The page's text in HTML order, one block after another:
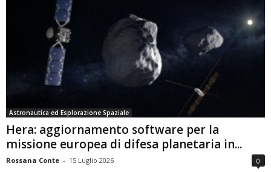
Astronautica ed Esplorazione Spaziale
Hera: aggiornamento software per la
missione europea di difesa planetaria in...
Rossana Conte - 15 Luglio 2026 0